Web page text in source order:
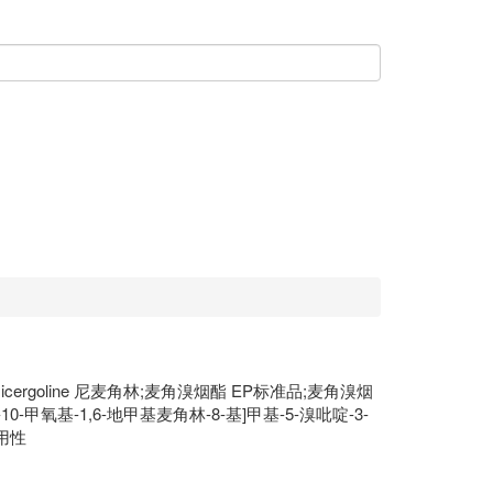
尼麦角林;麦角溴烟酯 EP标准品;麦角溴烟
甲氧基-1,6-地甲基麦角林-8-基]甲基-5-溴吡啶-3-
性